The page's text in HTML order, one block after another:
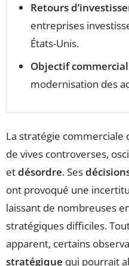
Retours
entreprises
États-Unis.
Objectif commercial
modernisation des
La stratégie commerciale
de vives controverses,
etdésordre. Ses
ont provoqué une
laissant de nombreuses
stratégiques difficiles.
apparent, certains
stratégique qui pourrait